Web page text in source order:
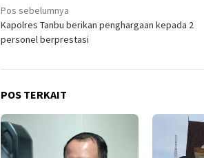
Navigasi
pos
Pos sebelumnya
Kapolres Tanbu berikan penghargaan kepada 2
personel berprestasi
POS TERKAIT